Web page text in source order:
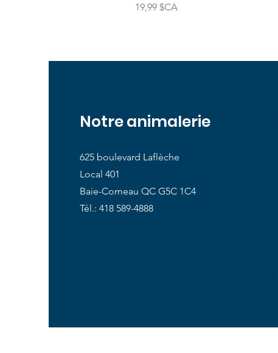
Prix
19,99 $CA
Notre animalerie
625 boulevard Laflèche
Local 401
Baie-Comeau QC G5C 1C4
Tél.: 418 589-4888